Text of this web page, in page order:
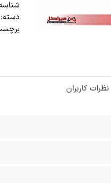
دسته:
نظرات کاربران